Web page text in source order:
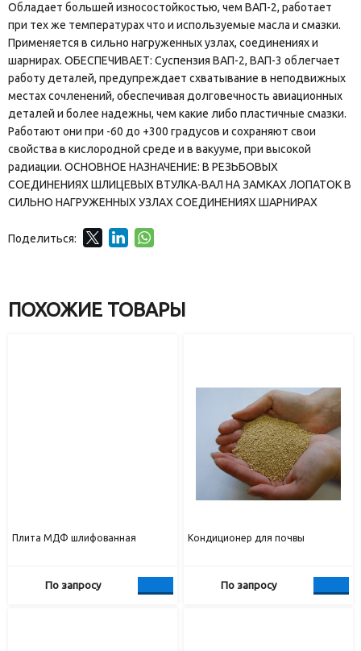
Обладает большей износостойкостью, чем ВАП-2, работает
при тех же температурах что и используемые масла и смазки.
Применяется в сильно нагруженных узлах, соединениях и
шарнирах. ОБЕСПЕЧИВАЕТ: Суспензия ВАП-2, ВАП-3 облегчает
работу деталей, предупреждает схватывание в неподвижных
местах сочленений, обеспечивая долговечность авиационных
деталей и более надежны, чем какие либо пластичные смазки.
Работают они при -60 до +300 градусов и сохраняют свои
свойства в кислородной среде и в вакууме, при высокой
радиации. ОСНОВНОЕ НАЗНАЧЕНИЕ: В РЕЗЬБОВЫХ
СОЕДИНЕНИЯХ ШЛИЦЕВЫХ ВТУЛКА-ВАЛ НА ЗАМКАХ ЛОПАТОК В
СИЛЬНО НАГРУЖЕННЫХ УЗЛАХ СОЕДИНЕНИЯХ ШАРНИРАХ
Поделиться:
ПОХОЖИЕ ТОВАРЫ
Плита МДФ шлифованная
По запросу
Кондиционер для почвы
По запросу